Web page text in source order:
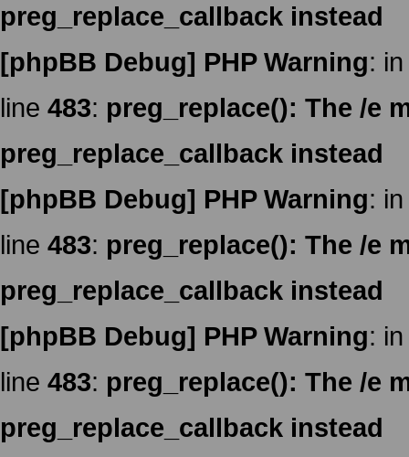
preg_replace_callback instead
[phpBB Debug] PHP Warning:
line 483: preg_replace(): The /e
preg_replace_callback instead
[phpBB Debug] PHP Warning:
line 483: preg_replace(): The /e
preg_replace_callback instead
[phpBB Debug] PHP Warning:
line 483: preg_replace(): The /e
preg_replace_callback instead